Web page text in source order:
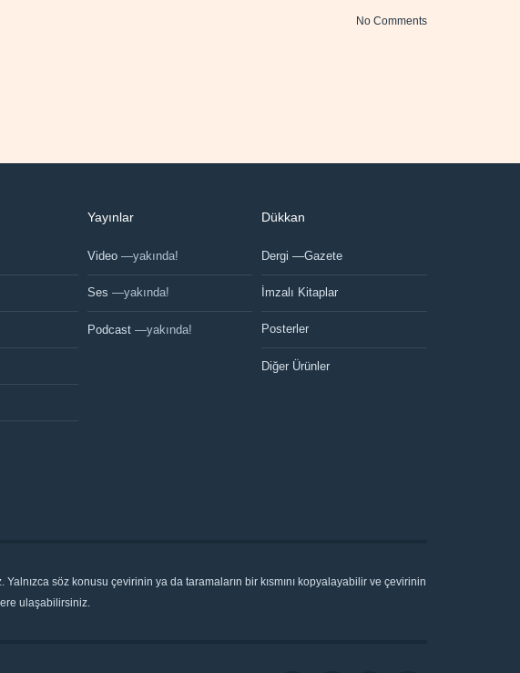
No Comments
Yayınlar
Video —yakında!
Ses —yakında!
Podcast —yakında!
Dükkan
Dergi —Gazete
İmzalı Kitaplar
Posterler
Diğer Ürünler
söz konusu çevirinin ya da taramaların bir kısmını kopyalayabilir ve çevirinin
ulaşabilirsiniz.